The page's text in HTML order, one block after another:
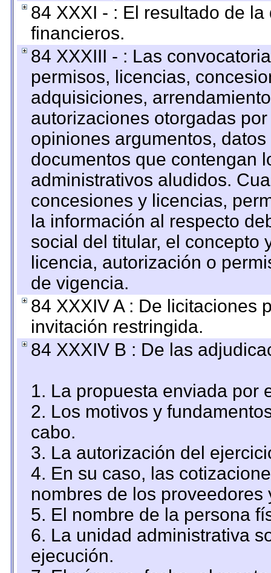
84 XXXI - : El resultado de
financieros.
84 XXXIII - : Las
permisos, licencias,
adquisiciones,
autorizaciones otorgadas
opiniones argumentos,
documentos que contengan
administrativos aludidos.
concesiones y licencias,
la información al respecto
social del titular, el concepto
licencia, autorización o
de vigencia.
84 XXXIV A : De licitaciones
invitación restringida.
84 XXXIV B : De las
1. La propuesta enviada por
2. Los motivos y
cabo.
3. La autorización del
4. En su caso, las
nombres de los proveedores
5. El nombre de la persona
6. La unidad administrativa
ejecución.